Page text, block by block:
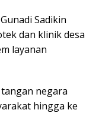
Sadikin
dan klinik desa
layanan
negara
hingga ke